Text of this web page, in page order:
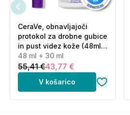
CeraVe, obnavljajoči
protokol za drobne gubice
in pust videz kože (48ml
+ 30 ml)
48 ml + 30 ml
55,41 €43,77 €
V košarico